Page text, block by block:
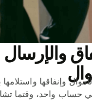
والإرسال
واحد، وقتما تشاء.